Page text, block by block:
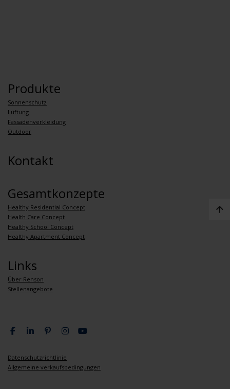
Produkte
Sonnenschutz
Lüftung
Fassadenverkleidung
Outdoor
Kontakt
Gesamtkonzepte
Healthy Residential Concept
Health Care Concept
Healthy School Concept
Healthy Apartment Concept
Links
Über Renson
Stellenangebote
Datenschutzrichtlinie
Allgemeine verkaufsbedingungen